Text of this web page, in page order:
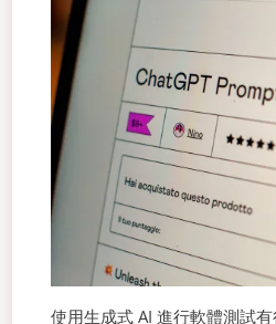
使用生成式 AI 進行軟體測試